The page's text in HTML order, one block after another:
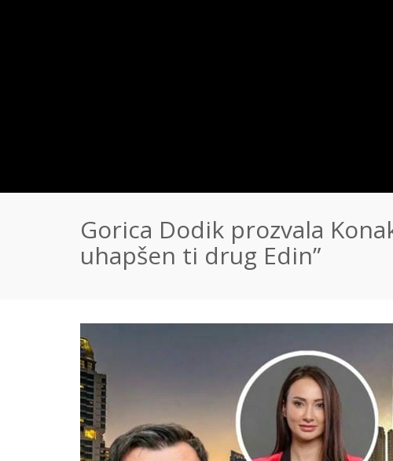
Gorica Dodik prozvala
uhapšen ti drug Edin”